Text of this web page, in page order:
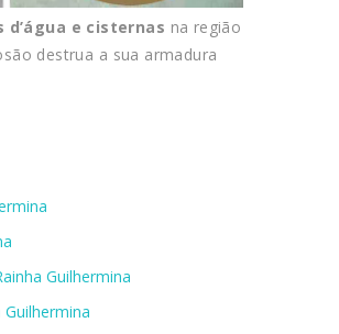
e cisternas na região
destrua a sua armadura
Guilhermina